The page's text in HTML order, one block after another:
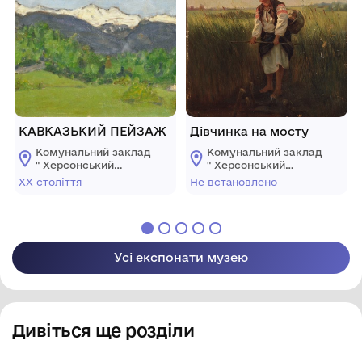
KAВКАЗЬКИЙ ПЕЙЗАЖ
Комунальний заклад
" Херсонський
обласний художній
XX століття
Дівчинка на мосту
Комунальний заклад
" Херсонський
обласний художній
Не встановлено
Усі експонати музею
Дивіться ще розділи